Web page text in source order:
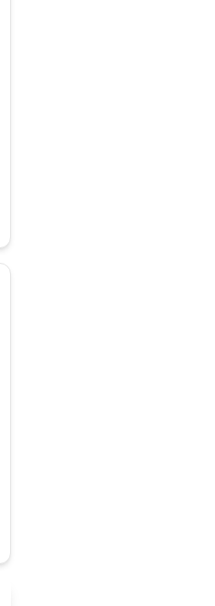
원/무료)
원/무료)